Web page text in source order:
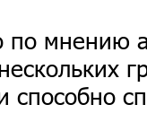
по мнению
способно